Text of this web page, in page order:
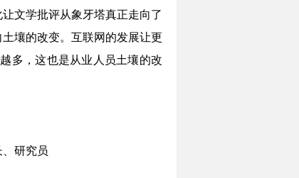
文学批评从象牙塔真正走向了
壤的改变。互联网的发展让更
多，这也是从业人员土壤的改
研究员